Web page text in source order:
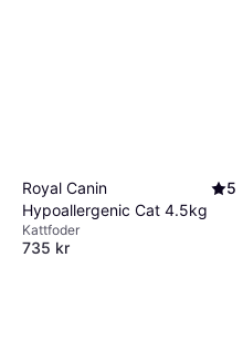
Royal Canin
Hypoallergenic Cat 4.5kg
5
Kattfoder
735 kr